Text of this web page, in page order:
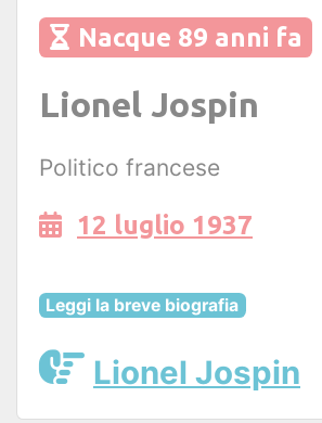
Nacque 89 anni fa
Lionel Jospin
Politico francese
12 luglio 1937
Leggi la breve biografia
Lionel Jospin